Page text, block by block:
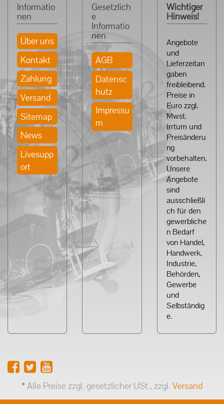
Informatio
nen
Über uns
Kontakt
Zahlung
Versand
Sitemap
News
Livesupp
ort
Gesetzlich
e
Informatio
nen
AGB
Datensc
hutz
Impressu
m
Wichtiger
Hinweis!
Angebote
und
Lieferzeitan
gaben
freibleibend.
Preise in
Euro zzgl.
Mwst.
Irrtum und
Preisänderu
ng
vorbehalten.
Unsere
Angebote
sind
ausschließli
ch für den
gewerbliche
n Bedarf
von Handel,
Handwerk,
Industrie,
Behörden,
Gewerbe
und
Selbständig
e.
*Alle Preise zzgl. gesetzlicher USt., zzgl. Versand
Powered byJTL-Shop